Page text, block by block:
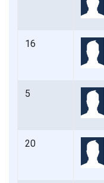
16
5
20